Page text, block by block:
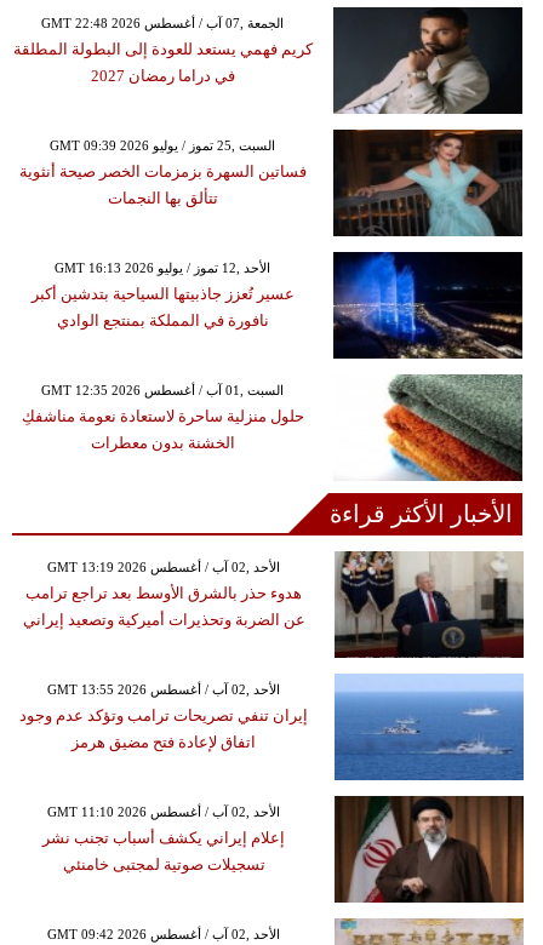
GMT 22:48 2026 الجمعة ,07 آب / أغسطس
كريم فهمي يستعد للعودة إلى البطولة المطلقة
في دراما رمضان 2027
GMT 09:39 2026 السبت ,25 تموز / يوليو
فساتين السهرة بزمزمات الخصر صيحة أنثوية
تتألق بها النجمات
GMT 16:13 2026 الأحد ,12 تموز / يوليو
عسير تُعزز جاذبيتها السياحية بتدشين أكبر
نافورة في المملكة بمنتجع الوادي
GMT 12:35 2026 السبت ,01 آب / أغسطس
حلول منزلية ساحرة لاستعادة نعومة مناشفكِ
الخشنة بدون معطرات
الأخبار الأكثر قراءة
GMT 13:19 2026 الأحد ,02 آب / أغسطس
هدوء حذر بالشرق الأوسط بعد تراجع ترامب
عن الضربة وتحذيرات أميركية وتصعيد إيراني
GMT 13:55 2026 الأحد ,02 آب / أغسطس
إيران تنفي تصريحات ترامب وتؤكد عدم وجود
اتفاق لإعادة فتح مضيق هرمز
GMT 11:10 2026 الأحد ,02 آب / أغسطس
إعلام إيراني يكشف أسباب تجنب نشر
تسجيلات صوتية لمجتبى خامنئي
GMT 09:42 2026 الأحد ,02 آب / أغسطس